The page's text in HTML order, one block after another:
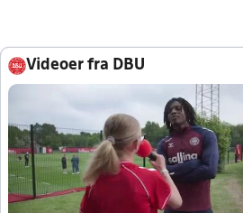
Videoer fra DBU